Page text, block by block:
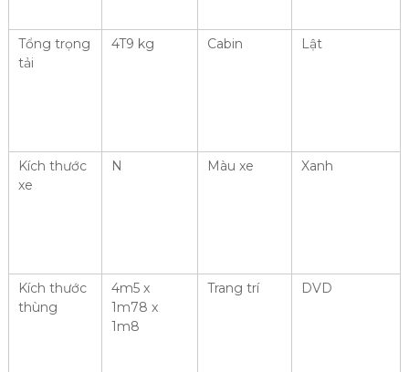
Tổng trọng
tải
4T9 kg Cabin Lật
Kích thước
xe
N Màu xe Xanh
Kích thước
thùng
4m5 x
1m78 x
1m8
Trang trí DVD